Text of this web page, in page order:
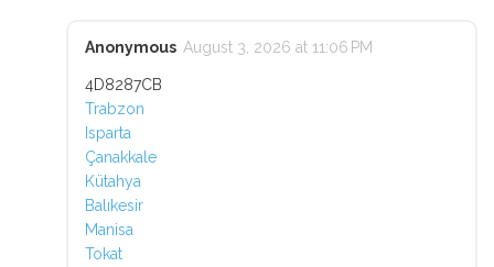
Anonymous August 3, 2026 at 11:06 PM
4D8287CB
Trabzon
Isparta
Çanakkale
Kütahya
Balıkesir
Manisa
Tokat